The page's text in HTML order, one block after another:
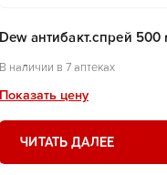
Dew антибакт.спрей 500
В наличии в 7 аптеках
Показать цену
ЧИТАТЬ ДАЛЕЕ